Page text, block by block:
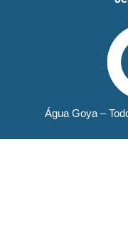
Água Goya –